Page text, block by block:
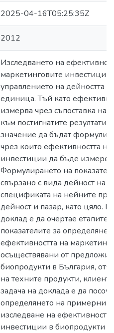
2025-04-16T05:25:35Z
2012
Изследването на
маркетинговите
управлението на дейността
единица. Тъй като
измерва чрез съпоставка на
към постигнатите резултати,
значение да бъдат
чрез които ефективността
инвестиции да бъде
Формулирането на
свързано с вида дейност на
спецификата на нейните
дейност и пазар, като цяло.
доклад е да очертае етапите
показателите за определяне
ефективността на
осъществявани от
биопродукти в България,
на техните продукти,
задача на доклада е да
определянето на примерни
изследване на
инвестиции в биопродукти в